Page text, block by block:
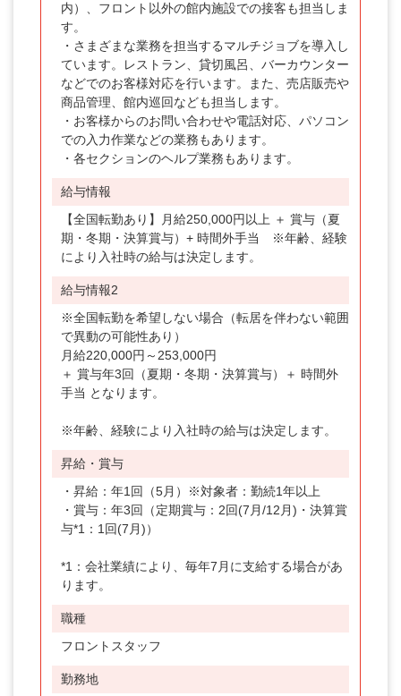
内）、フロント以外の館内施設での接客も担当しま
す。
・さまざまな業務を担当するマルチジョブを導入し
ています。レストラン、貸切風呂、バーカウンター
などでのお客様対応を行います。また、売店販売や
商品管理、館内巡回なども担当します。
・お客様からのお問い合わせや電話対応、パソコン
での入力作業などの業務もあります。
・各セクションのヘルプ業務もあります。
給与情報
【全国転勤あり】月給250,000円以上 ＋ 賞与（夏
期・冬期・決算賞与）+ 時間外手当 ※年齢、経験
により入社時の給与は決定します。
給与情報2
※全国転勤を希望しない場合（転居を伴わない範囲
で異動の可能性あり）
月給220,000円～253,000円
＋ 賞与年3回（夏期・冬期・決算賞与）＋ 時間外
手当 となります。
※年齢、経験により入社時の給与は決定します。
昇給・賞与
・昇給：年1回（5月）※対象者：勤続1年以上
・賞与：年3回（定期賞与：2回(7月/12月)・決算賞
与*1：1回(7月)）
*1：会社業績により、毎年7月に支給する場合があ
ります。
職種
フロントスタッフ
勤務地